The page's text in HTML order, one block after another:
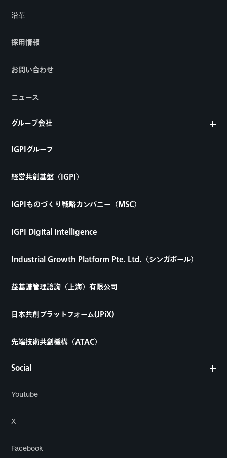
Social
Youtube
X
Facebook
沿革
採用情報
お問い合わせ
ニュース
グループ会社
IGPIグループ
経営共創基盤（IGPI）
IGPIものづくり戦略カンパニー（MSC）
IGPI Digital Intelligence
Industrial Growth Platform Pte. Ltd.（シンガポール）
益基譜管理諮詢（上海）有限公司
日本共創プラットフォーム(JPiX)
先端技術共創機構（ATAC）